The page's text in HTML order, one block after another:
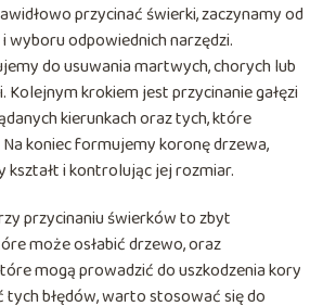
przycinać świerki, zaczynamy od
wyboru odpowiednich narzędzi.
do usuwania martwych, chorych lub
Kolejnym krokiem jest przycinanie gałęzi
kierunkach oraz tych, które
koniec formujemy koronę drzewa,
kształt i kontrolując jej rozmiar.
przycinaniu świerków to zbyt
może osłabić drzewo, oraz
mogą prowadzić do uszkodzenia kory
tych błędów, warto stosować się do